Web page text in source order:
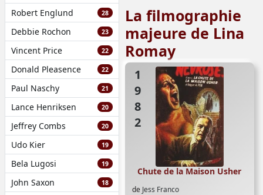
Robert Englund 28
Debbie Rochon 23
Vincent Price 22
Donald Pleasence 22
Paul Naschy 21
Lance Henriksen 20
Jeffrey Combs 20
Udo Kier 19
Bela Lugosi 19
John Saxon 18
La filmographie
majeure de Lina
Romay
1982
de Jess Franco
Chute de la Maison Usher